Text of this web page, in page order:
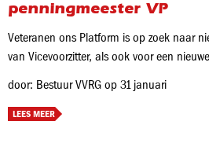
penningmeester VP
Veteranen ons Platform is op zoek naar
van Vicevoorzitter, als ook voor een
door: Bestuur VVRG op 31 januari
LEES MEER